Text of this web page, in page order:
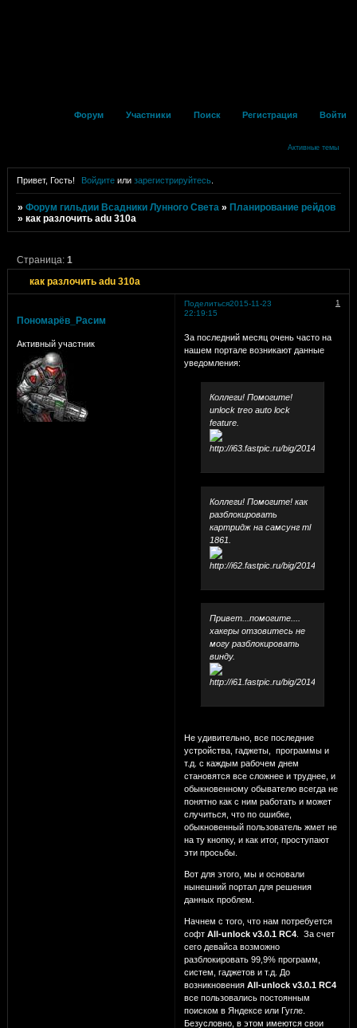
Форум Участники Поиск Регистрация Войти
Активные темы
Привет, Гость! Войдите илизарегистрируйтесь
»Форум гильдии Всадники Лунного Света »Планирование рейдов
»как разлочить adu 310a
как разлочить adu 310a
Страница:1
Поделиться 1
2015-11-23
22:19:15
Пономарёв_Расим
Активный участник
За последний месяц очень часто на
нашем портале возникают данные
уведомления:
Коллеги! Помогите!
unlock treo auto lock
feature.
Коллеги! Помогите! как
разблокировать
картридж на самсунг ml
1861.
Привет...помогите....
хакеры отзовитесь не
могу разблокировать
винду.
Не удивительно, все последние
устройства, гаджеты, программы и
т.д. с каждым рабочем днем
становятся все сложнее и труднее, и
обыкновенному обывателю всегда не
понятно как с ним работать и может
случиться, что по ошибке,
обыкновенный пользователь жмет не
на ту кнопку, и как итог, проступают
эти просьбы.
Вот для этого, мы и основали
нынешний портал для решения
данных проблем.
Начнем с того, что нам потребуется
софт All-unlock v3.0.1 RC4. За счет
сего девайса возможно
разблокировать 99,9% программ,
систем, гаджетов и т.д. До
возникновения All-unlock v3.0.1 RC4
все пользовались постоянным
поиском в Яндексе или Гугле.
Безусловно, в этом имеются свои